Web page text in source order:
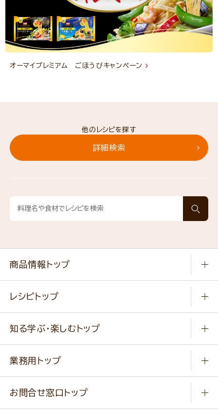
オーマイプレミアム ごほうびキャンペーン
他のレシピを探す
詳細検索
商品情報トップ
健康食品・他
新商品・リニューアル商品
通販サイト一覧
レシピトップ
作り方動画
みなさまのレシピはこちら
知る学ぶ・楽しむトップ
ふっくらパンをつくりましょう
業務用トップ
お問合せ窓口トップ